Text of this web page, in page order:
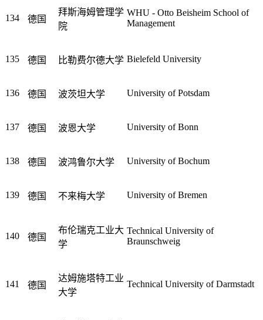
134 德国
拜斯海姆管理学
院
WHU - Otto Beisheim School of
Management
135 德国 比勒费尔德大学 Bielefeld University
136 德国 波茨坦大学 University of Potsdam
137 德国 波恩大学 University of Bonn
138 德国 波鸿鲁尔大学 University of Bochum
139 德国 不来梅大学 University of Bremen
140 德国
布伦瑞克工业大
学
Technical University of
Braunschweig
141 德国
达姆施塔特工业
大学
Technical University of Darmstadt